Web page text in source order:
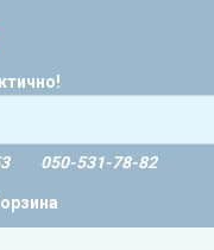
050-531-78-82